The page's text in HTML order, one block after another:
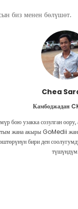
биз менен бөлүшөт.
Chea
Камбоджадан
бою узакка созулган
жана акыры GoMedii
бири ден
түшүндүм.